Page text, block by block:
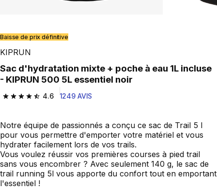
Baisse de prix définitive
KIPRUN
Sac d'hydratation mixte + poche à eau 1L incluse
- KIPRUN 500 5L essentiel noir
4.6
4.6 out of 5 stars from 1249 reviews
1249 AVIS
Notre équipe de passionnés a conçu ce sac de Trail 5 l
pour vous permettre d'emporter votre matériel et vous
hydrater facilement lors de vos trails.
Vous voulez réussir vos premières courses à pied trail
sans vous encombrer ? Avec seulement 140 g, le sac de
trail running 5l vous apporte du confort tout en emportant
l'essentiel !